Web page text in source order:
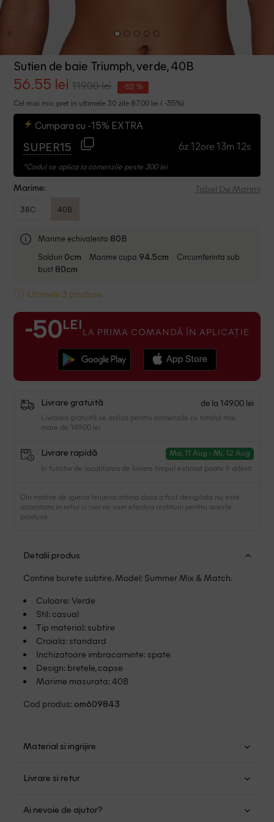
Sutien de baie Triumph, verde, 40B
56.55 lei 119.00 lei -52 %
Cel mai mic pret in ultimele 30 zile 87.00 lei ( -35%)
Cumpara cu -15% EXTRA
SUPER15 6z 12ore 13m 12s
*Codul se aplica la comenzile peste 300 lei
Marime: Tabel De Marimi
38C 40B
Marime echivalenta 80B
Solduri 0cm Marime cupa 94.5cm
Circumferinta sub
bust 80cm
Ultimele 3 produse
-50 LEI LA PRIMA COMANDĂ ÎN APLICAȚIE
Livrare gratuită de la 149.00 lei
Livrarea gratuită se aplica pentru comenzile cu totalul mai
mare de 149.00 lei
Livrare rapidă Ma, 11 Aug - Mi, 12 Aug
In functie de localitatea de livrare timpul estimat poate fi diferit.
Din motive de igiena lenjeria intima daca a fost desigilata nu este
acceptata in retur si nici nu vom efectua restituiri pentru aceste
produse.
Detalii produs
Contine burete subtire. Model: Summer Mix & Match.
Culoare: Verde
Stil: casual
Tip material: subtire
Croiala: standard
Inchizatoare imbracaminte: spate
Design: bretele, capse
Marime masurata: 40B
Cod produs: om609843
Material si ingrijire
Nu folositi inalbitor
Nu uscati in uscator
Livrare si retur
mare de 149.00 lei.
Ai nevoie de ajutor?